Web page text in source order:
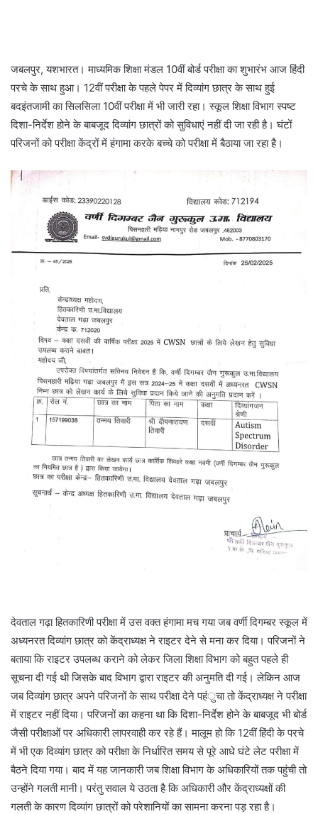
जबलपुर, यशभारत। माध्यमिक शिक्षा मंडल 10वीं बोर्ड परीक्षा का शुभारंभ आज हिंदी
परचे के साथ हुआ। 12वीं परीक्षा के पहले पेपर में दिव्यांग छात्र के साथ हुई
बदइंतजामी का सिलसिला 10वीं परीक्षा में भी जारी रहा। स्कूल शिक्षा विभाग स्पष्ट
दिशा-निर्देश होने के बाबजूद दिव्यांग छात्रों को सुविधाएं नहीं दी जा रही है। घंटों
परिजनों को परीक्षा केंद्रों में हंगामा करके बच्चे को परीक्षा में बैठाया जा रहा है।
देवताल गढ़ा हितकारिणी परीक्षा में उस वक्त हंगामा मच गया जब वर्णी दिगम्बर स्कूल में
अध्यनरत दिव्यांग छात्र को केंद्राध्यक्ष ने राइटर देने से मना कर दिया। परिजनों ने
बताया कि राइटर उपलब्ध कराने को लेकर जिला शिक्षा विभाग को बहुत पहले ही
सूचना दी गई थी जिसके बाद विभाग द्वारा राइटर की अनुमति दी गई। लेकिन आज
जब दिव्यांग छात्र अपने परिजनों के साथ परीक्षा देने पहंुचा तो केंद्राध्यक्ष ने परीक्षा
में राइटर नहीं दिया। परिजनों का कहना था कि दिशा-निर्देश होने के बाबजूद भी बोर्ड
जैसी परीक्षाओं पर अधिकारी लापरवाही कर रहे हैं। मालूम हो कि 12वीं हिंदी के परचे
में भी एक दिव्यांग छात्र को परीक्षा के निर्धारित समय से पूरे आधे घंटे लेट परीक्षा में
बैठने दिया गया। बाद में यह जानकारी जब शिक्षा विभाग के अधिकारियों तक पहुंची तो
उन्होंने गलती मानी। परंतु सवाल ये उठता है कि अधिकारी और केंद्राध्यक्षों की
गलती के कारण दिव्यांग छात्रों को परेशानियों का सामना करना पड़ रहा है।